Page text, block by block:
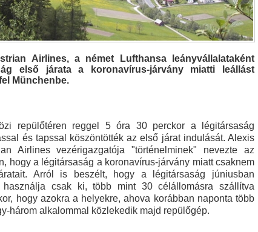
Airlines, a német Lufthansa leányvállalataként
első járata a koronavírus-járvány miatti leállást
Münchenbe.
repülőtéren reggel 5 óra 30 perckor a légitársaság
és tapssal köszöntötték az első járat indulását. Alexis
Airlines vezérigazgatója "történelminek" nevezte az
hogy a légitársaság a koronavírus-járvány miatt csaknem
Arról is beszélt, hogy a légitársaság júniusban
használja csak ki, több mint 30 célállomásra szállítva
hogy azokra a helyekre, ahova korábban naponta több
három alkalommal közlekedik majd repülőgép.